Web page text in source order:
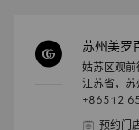
苏州美罗
姑苏区观
江苏省， 苏
+86512
预约门